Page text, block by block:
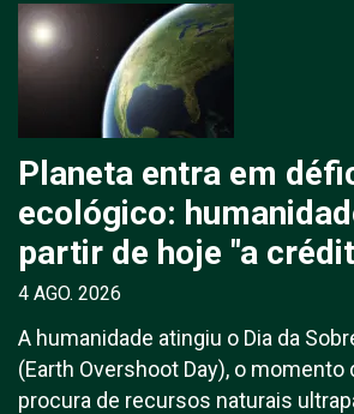
Planeta entra em
ecológico:
partir de hoje "a
4 AGO. 2026
A humanidade atingiu o Dia da
(Earth Overshoot Day), o momento
procura de recursos naturais